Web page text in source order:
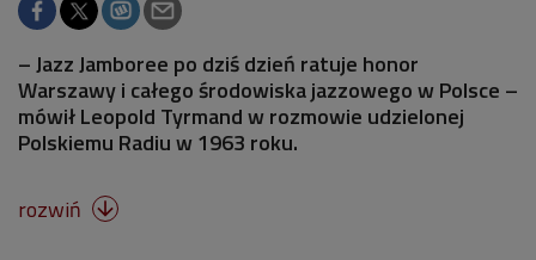
– Jazz Jamboree po dziś dzień ratuje honor
Warszawy i całego środowiska jazzowego w Polsce –
mówił Leopold Tyrmand w rozmowie udzielonej
Polskiemu Radiu w 1963 roku.
rozwiń 